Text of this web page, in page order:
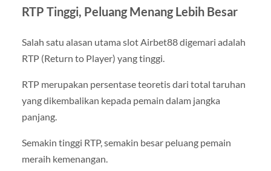
RTP Tinggi, Peluang Menang Lebih Besar
Salah satu alasan utama slot Airbet88 digemari adalah
RTP (Return to Player) yang tinggi.
RTP merupakan persentase teoretis dari total taruhan
yang dikembalikan kepada pemain dalam jangka
panjang.
Semakin tinggi RTP, semakin besar peluang pemain
meraih kemenangan.